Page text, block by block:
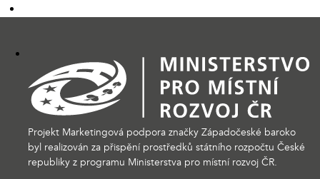
Projekt Marketingová podpora značky Západočeské baroko
byl realizován za přispění prostředků státního rozpočtu České
republiky z programu Ministerstva pro místní rozvoj ČR.